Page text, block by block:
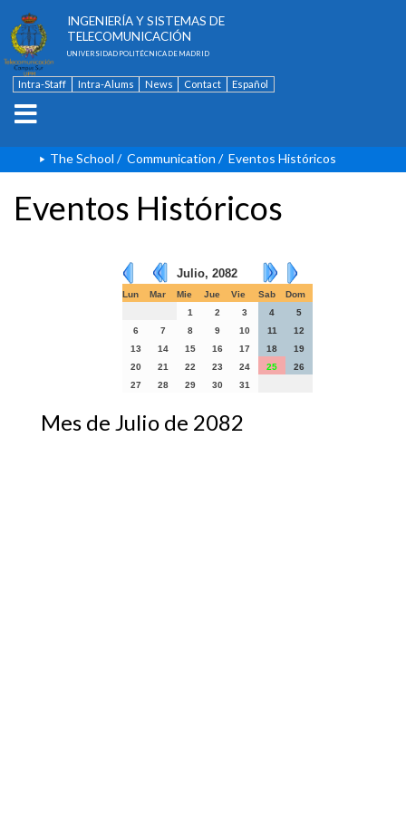
INGENIERÍA Y SISTEMAS DE
TELECOMUNICACIÓN
UNIVERSIDAD POLITÉCNICA DE MADRID
Intra-Staff Intra-Alums News Contact Español
The School / Communication / Eventos Históricos
Eventos Históricos
Julio, 2082
Lun Mar Mie Jue Vie Sab
Dom
1
2 3 4
5
6
7 8 9 10 11
12
13
14 15 16 17 18
19
20
21 22 23 24 25
26
27
28 29 30 31
Mes de Julio de 2082